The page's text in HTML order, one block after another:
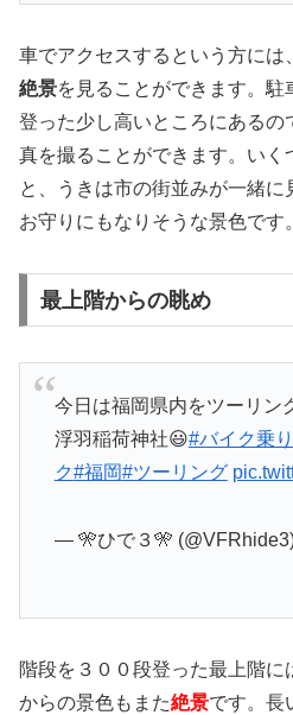
車でアクセスするという方には、
絶景を見ることができます。
登った少し高いところにあるの
真を撮ることができます。い
と、うきは市の街並みが一緒に
お守りにもなりそうな景色です。
最上階からの眺め
今日は福岡県内をツーリン
浮羽稲荷神社😃#バイク乗
ク#福岡#ツーリング
— 🎌ひで３🎌
階段を３００段登った最上階に
からの景色もまた絶景です。長